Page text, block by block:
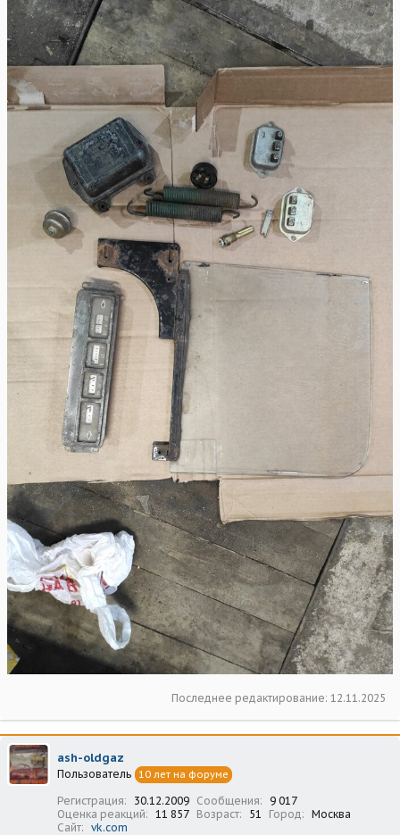
Последнее редактирование: 12.11.2025
ash-oldgaz
Пользователь 10 лет на форуме
Регистрация 30.12.2009 Сообщения
9 017
Оценка реакций
11 857 Возраст 51 Город
Москва
Сайт
vk.com